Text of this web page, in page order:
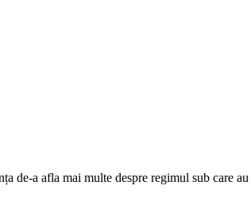
de-a afla mai multe despre regimul sub care